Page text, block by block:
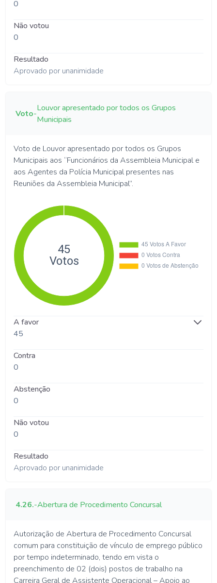
0
Não votou
0
Resultado
Aprovado por unanimidade
Voto-
Louvor apresentado por todos os Grupos
Municipais
Voto de Louvor apresentado por todos os Grupos
Municipais aos “Funcionários da Assembleia Municipal e
aos Agentes da Polícia Municipal presentes nas
Reuniões da Assembleia Municipal”.
A favor
45
Contra
0
Abstenção
0
Não votou
0
Resultado
Aprovado por unanimidade
4.26.-Abertura de Procedimento Concursal
Autorização de Abertura de Procedimento Concursal
comum para constituição de vínculo de emprego público
por tempo indeterminado, tendo em vista o
preenchimento de 02 (dois) postos de trabalho na
Carreira Geral de Assistente Operacional – Apoio ao